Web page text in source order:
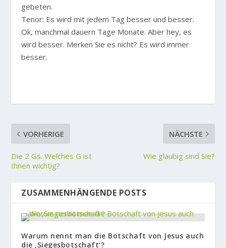
gebeten.
Tenor: Es wird mit jedem Tag besser und besser.
Ok, manchmal dauern Tage Monate. Aber hey, es
wird besser. Merken Sie es nicht? Es wird immer
besser.
VORHERIGE
Die 2 Gs. Welches G ist
Ihnen wichtig?
NÄCHSTE
Wie gläubig sind Sie?
ZUSAMMENHÄNGENDE POSTS
Warum nennt man die Botschaft von Jesus auch
die ‚Siegesbotschaft‘?